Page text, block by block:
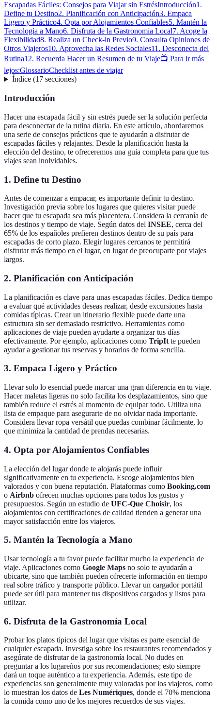
Escapadas Fáciles: Consejos para Viajar sin EstrésIntroducción1.
Define tu Destino2. Planificación con Anticipación3. Empaca
Ligero y Práctico4. Opta por Alojamientos Confiables5. Mantén la
Tecnología a Mano6. Disfruta de la Gastronomía Local7. Acoge la
Flexibilidad8. Realiza un Check-in Previo9. Consulta Opiniones de
Otros Viajeros10. Aprovecha las Redes Sociales11. Desconecta del
Rutina12. Recuerda Hacer un Resumen de tu Viaje📺 Para ir más
lejos:GlossarioChecklist antes de viajar
Índice(17 secciones)
Introducción
Hacer una escapada fácil y sin estrés puede ser la solución perfecta
para desconectar de la rutina diaria. En este artículo, abordaremos
una serie de consejos prácticos que te ayudarán a disfrutar de
escapadas fáciles y relajantes. Desde la planificación hasta la
elección del destino, te ofreceremos una guía completa para que tus
viajes sean inolvidables.
1. Define tu Destino
Antes de comenzar a empacar, es importante definir tu destino.
Investigación previa sobre los lugares que quieres visitar puede
hacer que tu escapada sea más placentera. Considera la cercanía de
los destinos y tiempo de viaje. Según datos del INSEE, cerca del
65% de los españoles prefieren destinos dentro de su país para
escapadas de corto plazo. Elegir lugares cercanos te permitirá
disfrutar más tiempo en el lugar, en lugar de preocuparte por viajes
largos.
2. Planificación con Anticipación
La planificación es clave para unas escapadas fáciles. Dedica tiempo
a evaluar qué actividades deseas realizar, desde excursiones hasta
comidas típicas. Crear un itinerario flexible puede darte una
estructura sin ser demasiado restrictivo. Herramientas como
aplicaciones de viaje pueden ayudarte a organizar tus días
efectivamente. Por ejemplo, aplicaciones como TripIt te pueden
ayudar a gestionar tus reservas y horarios de forma sencilla.
3. Empaca Ligero y Práctico
Llevar solo lo esencial puede marcar una gran diferencia en tu viaje.
Hacer maletas ligeras no solo facilita los desplazamientos, sino que
también reduce el estrés al momento de equipar todo. Utiliza una
lista de empaque para asegurarte de no olvidar nada importante.
Considera llevar ropa versátil que puedas combinar fácilmente, lo
que minimiza la cantidad de prendas necesarias.
4. Opta por Alojamientos Confiables
La elección del lugar donde te alojarás puede influir
significativamente en tu experiencia. Escoge alojamientos bien
valorados y con buena reputación. Plataformas como Booking.com
o Airbnb ofrecen muchas opciones para todos los gustos y
presupuestos. Según un estudio de UFC-Que Choisir, los
alojamientos con certificaciones de calidad tienden a generar una
mayor satisfacción entre los viajeros.
5. Mantén la Tecnología a Mano
Usar tecnología a tu favor puede facilitar mucho la experiencia de
viaje. Aplicaciones como Google Maps no solo te ayudarán a
ubicarte, sino que también pueden ofrecerte información en tiempo
real sobre tráfico y transporte público. Llevar un cargador portátil
puede ser útil para mantener tus dispositivos cargados y listos para
utilizar.
6. Disfruta de la Gastronomía Local
Probar los platos típicos del lugar que visitas es parte esencial de
cualquier escapada. Investiga sobre los restaurantes recomendados y
asegúrate de disfrutar de la gastronomía local. No dudes en
preguntar a los lugareños por sus recomendaciones; esto siempre
dará un toque auténtico a tu experiencia. Además, este tipo de
experiencias son generalmente muy valoradas por los viajeros, como
lo muestran los datos de Les Numériques, donde el 70% menciona
la comida como uno de los mejores recuerdos de sus viajes.